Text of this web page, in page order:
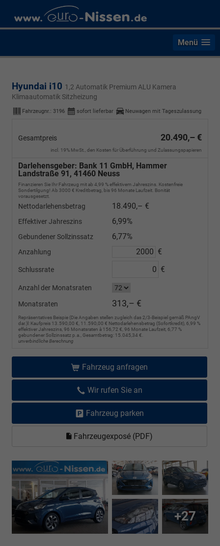
Menü
Hyundai i10 1,2 Automatik Premium ALU Kamera
Klimaautomatik Sitzheizung
Fahrzeugnr.: 3196 sofort lieferbar Neuwagen mit Tageszulassung
Gesamtpreis 20.490,– €
incl. 19% MwSt., den Kosten für Überführung und Zulassungspapieren
Darlehensgeber: Bank 11 GmbH, Hammer
Landstraße 91, 41460 Neuss
Finanzieren Sie Ihr Fahrzeug mit ab 4,99 % effektivem Jahreszins. Kostenfreie
Sondertilgung! Ab 3000 € Kreditbetrag, bis 96 Monate Laufzeit. Bonität
vorausgesetzt.
Nettodarlehensbetrag 18.490,– €
Effektiver Jahreszins 6,99%
Gebundener Sollzinssatz 6,77%
Anzahlung €
Schlussrate €
Anzahl der Monatsraten
Monatsraten 313,– €
Repräsentatives Beispie (Die Angaben stellen zugleich das 2/3-Beispiel gemäß PAngV
dar.)l: Kaufpreis 13.590,00 €, 11.590,00 € Nettodarlehensbetrag (Sofortkredit), 6,99 %
effektiver Jahreszins, 96 Monatsraten à 156,72 €, 96 Monate Laufzeit, 6,77 %
gebundener Sollzinssatz p.a., Gesamtbetrag: 15.045,34 €.
unverbindliche Berechnung
Fahrzeug anfragen
Wir rufen Sie an
Fahrzeug parken
Fahrzeugexposé (PDF)
+27